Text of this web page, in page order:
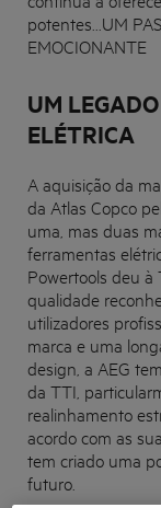
potentes...UM
EMOCIONANTE
UM
ELÉTRICA
A aquisição da
da Atlas Copco
uma, mas duas
ferramentas
Powertools deu
qualidade
utilizadores
marca e uma
design, a AEG
da TTI,
realinhamento
acordo com as
tem criado uma
futuro.